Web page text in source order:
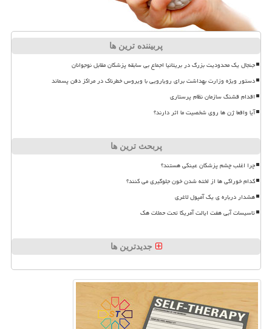
پربیننده ترین ها
جنجال یک محدودیت بزرگ در بریتانیا اجماع بی سابقه پزشکان مقابل نوجوانان
دستور ویژه وزارت بهداشت برای رویارویی با ویروس خطرناک در مراکز دفن پسماند
اقدام قشنگ سازمان نظام پرستاری
آیا واقعا ژن ها روی شخصیت ما اثر دارند؟
پربحث ترین ها
چرا اغلب چشم پزشکان عینکی هستند؟
کدام خوراکی ها از لخته شدن خون جلوگیری می کنند؟
هشدار درباره ی یک آمپول لاغری
تاسیسات آبی هفت ایالت آمریکا تحت حملات هک
جدیدترین ها